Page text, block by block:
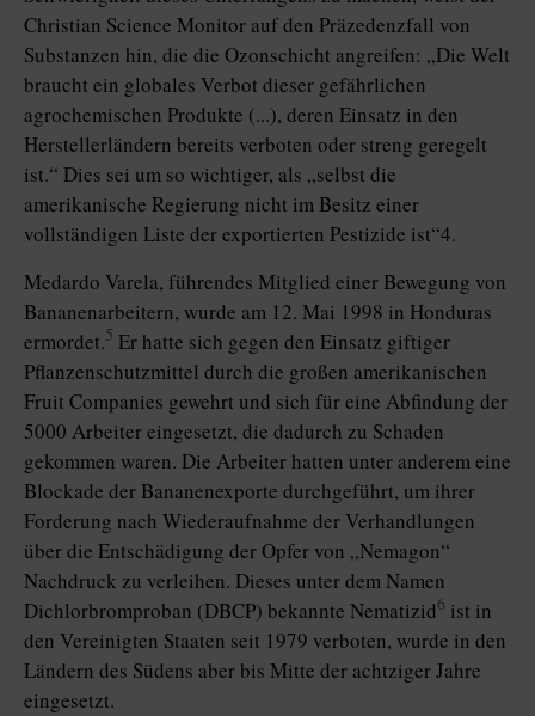
Christian Science Monitor auf den Präzedenzfall von
Substanzen hin, die die Ozonschicht angreifen: „Die Welt
braucht ein globales Verbot dieser gefährlichen
agrochemischen Produkte (...), deren Einsatz in den
Herstellerländern bereits verboten oder streng geregelt
ist.“ Dies sei um so wichtiger, als „selbst die
amerikanische Regierung nicht im Besitz einer
vollständigen Liste der exportierten Pestizide ist“4.
Medardo Varela, führendes Mitglied einer Bewegung von
Bananenarbeitern, wurde am 12. Mai 1998 in Honduras
ermordet.5 Er hatte sich gegen den Einsatz giftiger
Pflanzenschutzmittel durch die großen amerikanischen
Fruit Companies gewehrt und sich für eine Abfindung der
5000 Arbeiter eingesetzt, die dadurch zu Schaden
gekommen waren. Die Arbeiter hatten unter anderem eine
Blockade der Bananenexporte durchgeführt, um ihrer
Forderung nach Wiederaufnahme der Verhandlungen
über die Entschädigung der Opfer von „Nemagon“
Nachdruck zu verleihen. Dieses unter dem Namen
Dichlorbromproban (DBCP) bekannte Nematizid6 ist in
den Vereinigten Staaten seit 1979 verboten, wurde in den
Ländern des Südens aber bis Mitte der achtziger Jahre
eingesetzt.